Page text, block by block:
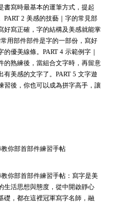
書寫時最基本的運筆方式，提起
PART 2 美感的技藝｜字的常見部
好寫正確，字的結構及美感就能掌
用部件部件是字的一部份，寫好
優美線條。PART 4 示範例字｜
的熟練後，當組合文字時，再留意
有美感的文字了。PART 5 文字遊
習後，你也可以成為拼字高手，讓
你部首部件練習手帖
你部首部件練習手帖：寫字是美
生活思想與態度，從中開啟靜心
礎，都在這裡冠軍寫字名師，融